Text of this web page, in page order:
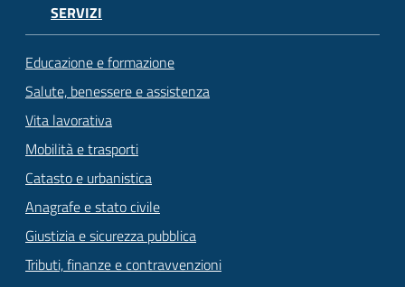
SERVIZI
Educazione e formazione
Salute, benessere e assistenza
Vita lavorativa
Mobilità e trasporti
Catasto e urbanistica
Anagrafe e stato civile
Giustizia e sicurezza pubblica
Tributi, finanze e contravvenzioni